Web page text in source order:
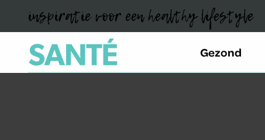
inspiratie voor een healthy lifestyle
Gezond